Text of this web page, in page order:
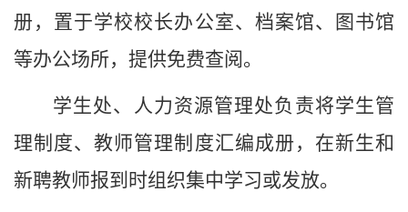
册，置于学校校长办公室、档案馆、图书馆
等办公场所，提供免费查阅。
学生处、 人力资源管理处负责将学生管
理制度、教师管理制度汇编成册，在新生和
新聘教师报到时组织集中学习或发放。